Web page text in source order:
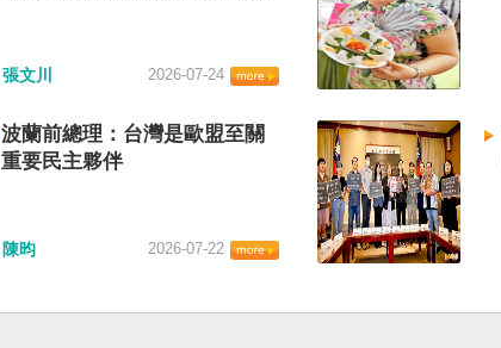
張文川 2026-07-24
波蘭前總理：台灣是歐盟至關
重要民主夥伴
陳昀 2026-07-22